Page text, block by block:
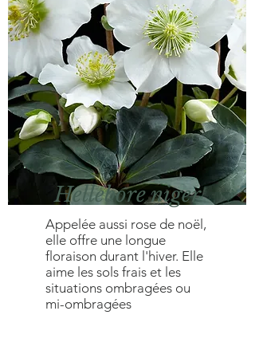
Hellebore niger
Appelée aussi rose de noël,
elle offre une longue
floraison durant l'hiver. Elle
aime les sols frais et les
situations ombragées ou
mi-ombragées